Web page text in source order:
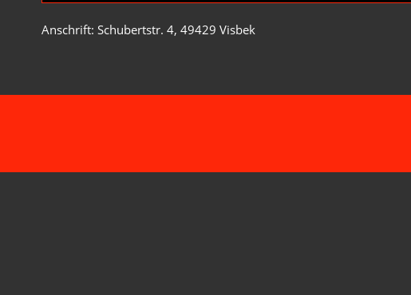
Anschrift: Schubertstr. 4, 49429 Visbek